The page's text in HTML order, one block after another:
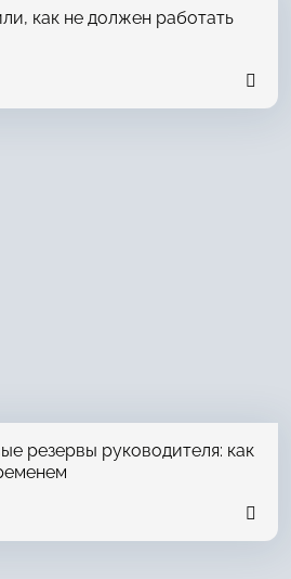
как не должен работать
резервы руководителя: как